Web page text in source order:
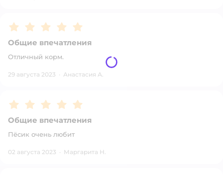
Рейтинг:5
Общие впечатления
Отличный корм.
29 августа 2023 · Анастасия А.
Рейтинг:5
Общие впечатления
Пёсик очень любит
02 августа 2023 · Маргарита Н.